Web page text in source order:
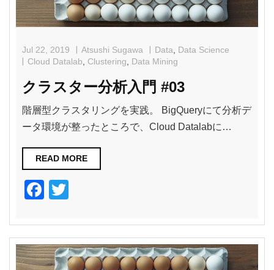
Jul 22, 2019 Atsushi Sugawa Data
Data Science
Cloud Datalab
Clustering Data Mining
クラスター分析入門 #03
階層型クラスタリングを実践。 BigQueryにて分析デ
ータ環境が整ったところで、Cloud Datalabに…
READ MORE
F
c
e
tt
er